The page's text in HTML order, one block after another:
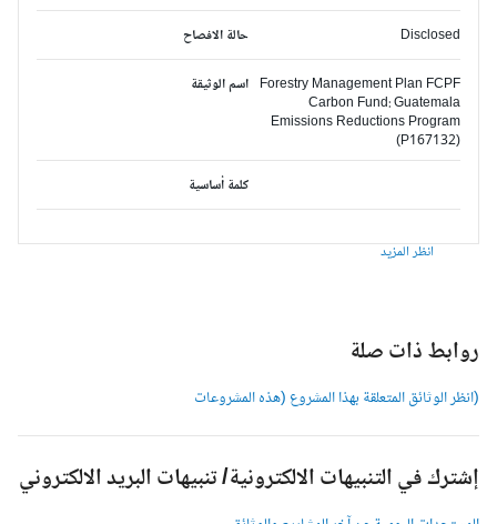
حالة الافصاح Disclosed
اسم الوثيقة Forestry Management Plan FCPF
Carbon Fund: Guatemala
Emissions Reductions Program
(P167132)
كلمة أساسية
انظر المزيد
روابط ذات صلة
(انظر الوثائق المتعلقة بهذا المشروع (هذه المشروعات
إشترك في التنبيهات الالكترونية/ تنبيهات البريد الالكتروني